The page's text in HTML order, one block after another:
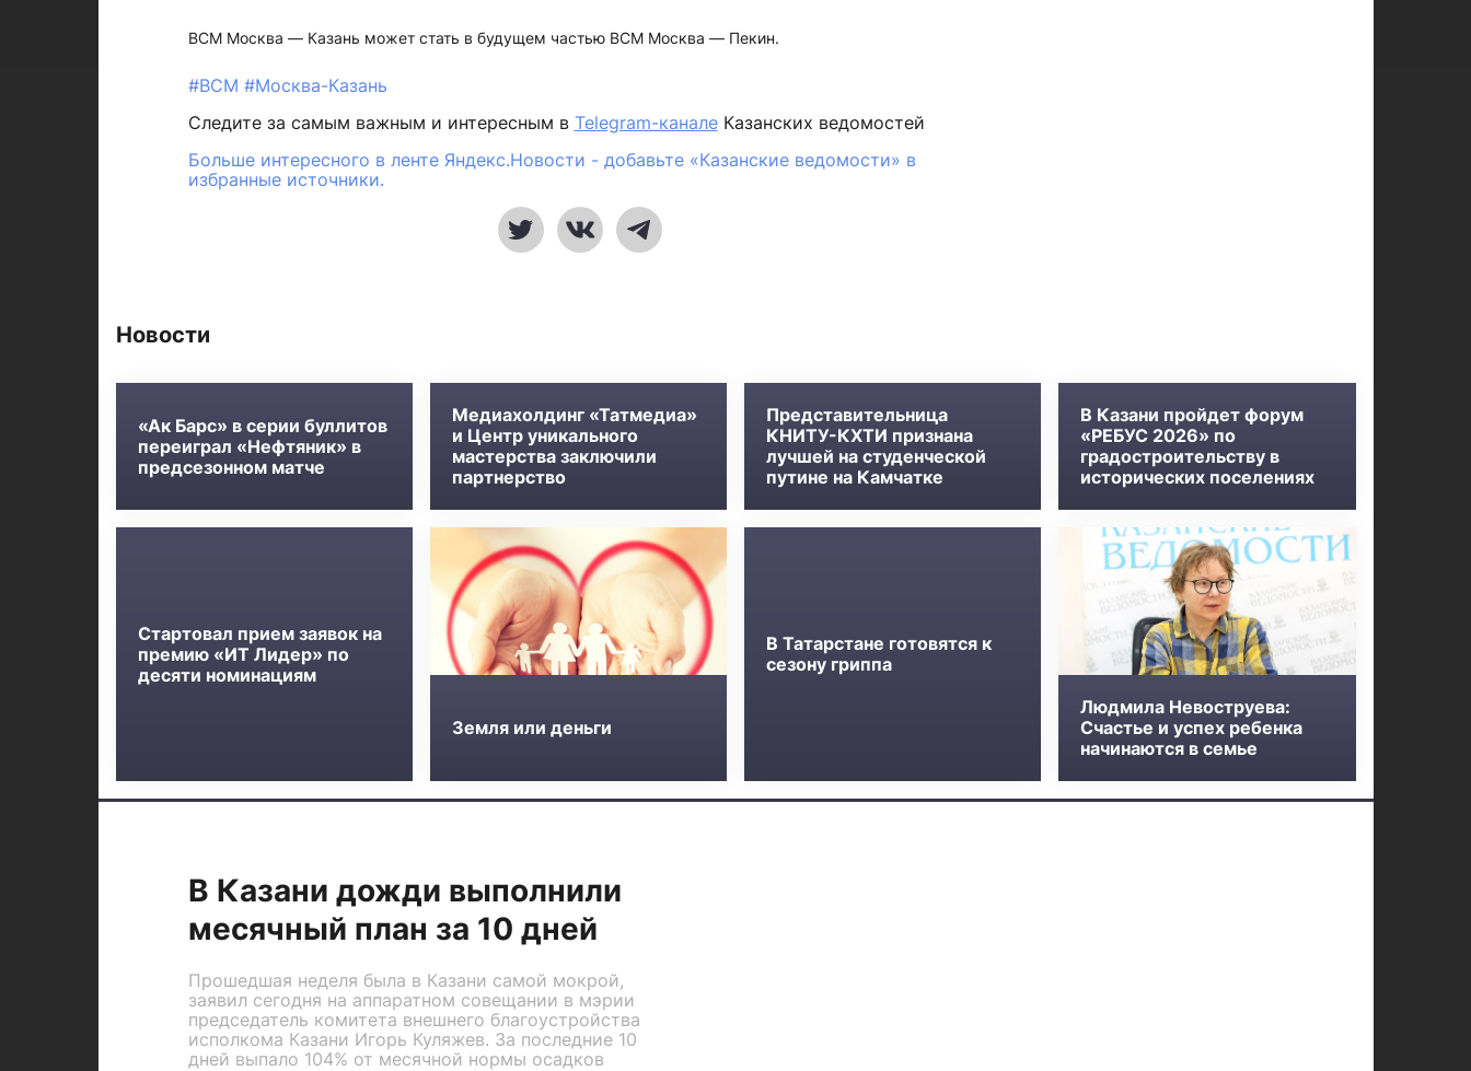
ВСМ Москва — Казань может стать в будущем частью ВСМ Москва — Пекин.
#ВСМ #Москва-Казань
Следите за самым важным и интересным в Telegram-каналеКазанских ведомостей
Больше интересного в ленте Яндекс.Новости - добавьте «Казанские ведомости» в
избранные источники.
Новости
«Ак Барс» в серии буллитов
переиграл «Нефтяник» в
предсезонном матче
Медиахолдинг «Татмедиа»
и Центр уникального
мастерства заключили
партнерство
Представительница
КНИТУ-КХТИ признана
лучшей на студенческой
путине на Камчатке
В Казани пройдет форум
«РЕБУС 2026» по
градостроительству в
исторических поселениях
Стартовал прием заявок на
премию «ИТ Лидер» по
десяти номинациям
Земля или деньги
В Татарстане готовятся к
сезону гриппа
Людмила Невоструева:
Счастье и успех ребенка
начинаются в семье
В Казани дожди выполнили
месячный план за 10 дней
Прошедшая неделя была в Казани самой мокрой,
заявил сегодня на аппаратном совещании в мэрии
председатель комитета внешнего благоустройства
исполкома Казани Игорь Куляжев. За последние 10
дней выпало 104% от месячной нормы осадков